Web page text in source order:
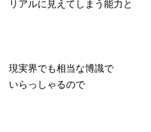
リアルに見えてしまう能力と
現実界でも相当な博識で
いらっしゃるので